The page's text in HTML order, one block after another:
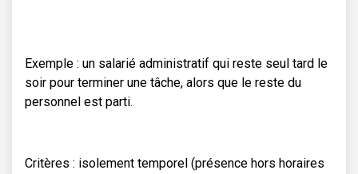
Exemple : un salarié administratif qui reste seul tard le
soir pour terminer une tâche, alors que le reste du
personnel est parti.
Critères : isolement temporel (présence hors horaires